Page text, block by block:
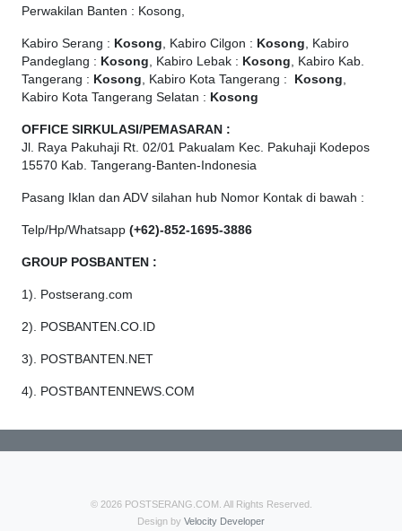
Perwakilan Banten : Kosong,
Kabiro Serang : Kosong , Kabiro Cilgon : Kosong , Kabiro
Pandeglang : Kosong , Kabiro Lebak : Kosong , Kabiro Kab.
Tangerang : Kosong , Kabiro Kota Tangerang : Kosong
Kabiro Kota Tangerang Selatan : Kosong
OFFICE SIRKULASI/PEMASARAN :
Jl. Raya Pakuhaji Rt. 02/01 Pakualam Kec. Pakuhaji Kodepos
15570 Kab. Tangerang-Banten-Indonesia
Pasang Iklan dan ADV silahan hub Nomor Kontak di bawah :
Telp/Hp/Whatsapp (+62)-852-1695-3886
GROUP POSBANTEN :
1). Postserang.com
2). POSBANTEN.CO.ID
3). POSTBANTEN.NET
4). POSTBANTENNEWS.COM
© 2026 POSTSERANG.COM. All Rights Reserved.
Design by Velocity Developer